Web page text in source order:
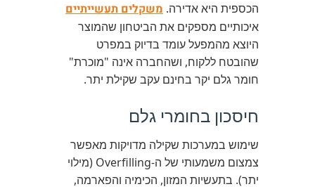
הכספית היא אדירה. משקלים תעשייתיים
איכותיים מספקים את הביטחון שהמוצר
היוצא מהמפעל עומד בדיוק במפרט
שהובטח ללקוח, ושהחברה אינה "מוכרת"
חומר גלם יקר בחינם עקב שקילת יתר.
חיסכון בחומרי גלם
שימוש במערכות שקילה מדויקות מאפשר
צמצום משמעותי של ה-Overfilling (מילוי
יתר). בתעשיות המזון, הכימיה והפארמה,